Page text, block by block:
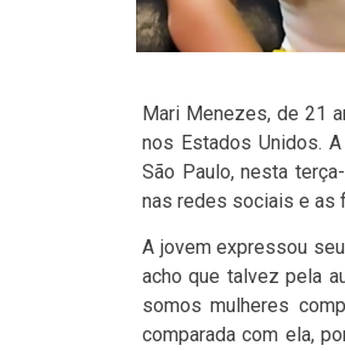
Mari Menezes, de 21
nos Estados Unidos.
São Paulo, nesta
nas redes sociais e as
A jovem expressou
acho que talvez pela
somos mulheres
comparada com ela,